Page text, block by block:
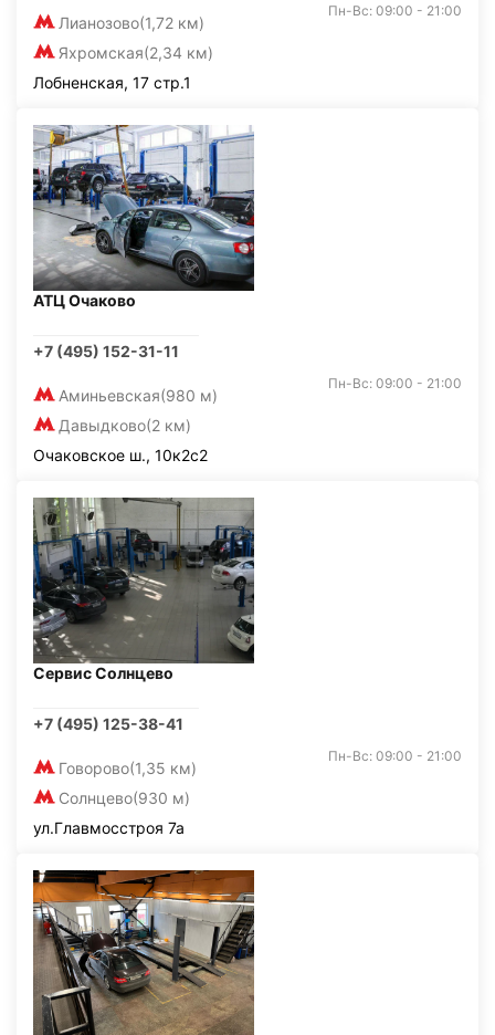
Лианозово(1,72 км)
Яхромская(2,34 км)
Пн-Вс: 09:00 - 21:00
Лобненская, 17 стр.1
АТЦ Очаково
+7 (495) 152-31-11
Аминьевская(980 м)
Давыдково(2 км)
Пн-Вс: 09:00 - 21:00
Очаковское ш., 10к2с2
Сервис Солнцево
+7 (495) 125-38-41
Говорово(1,35 км)
Солнцево(930 м)
Пн-Вс: 09:00 - 21:00
ул.Главмосстроя 7а